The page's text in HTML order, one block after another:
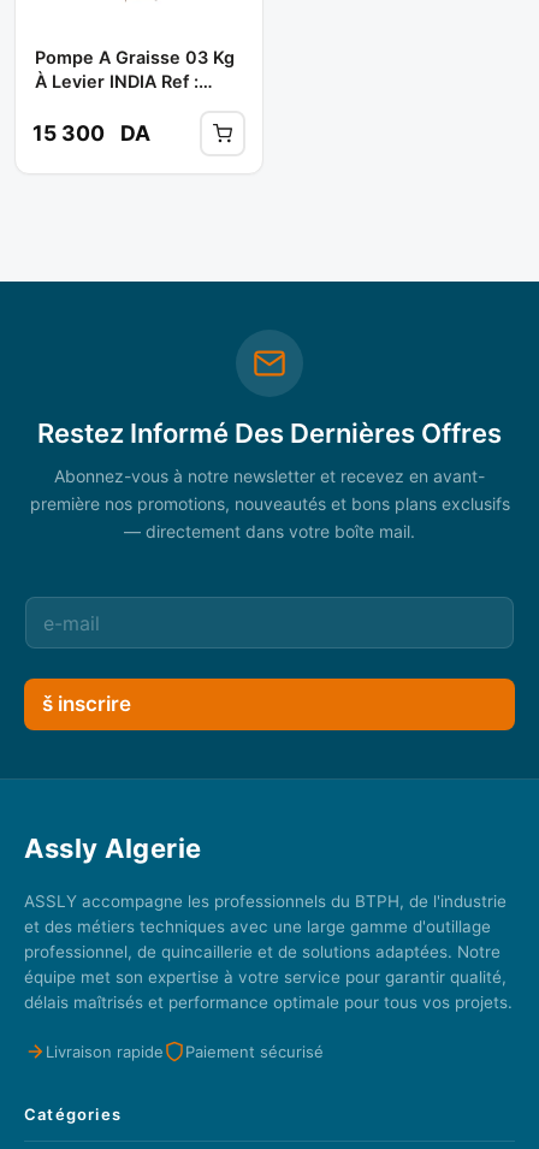
Pompe A Graisse 03 Kg
À Levier INDIA Ref :
15 300 DA
Restez Informé Des Dernières Offres
Abonnez-vous à notre newsletter et recevez en avant-
première nos promotions, nouveautés et bons plans exclusifs
— directement dans votre boîte mail.
š inscrire
Assly Algerie
ASSLY accompagne les professionnels du BTPH, de l'industrie
et des métiers techniques avec une large gamme d'outillage
professionnel, de quincaillerie et de solutions adaptées. Notre
équipe met son expertise à votre service pour garantir qualité,
délais maîtrisés et performance optimale pour tous vos projets.
Livraison rapide Paiement sécurisé
Catégories